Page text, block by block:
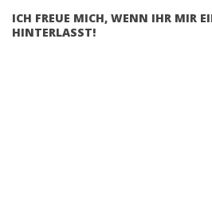
ICH FREUE MICH, WENN IHR MIR
HINTERLASST!